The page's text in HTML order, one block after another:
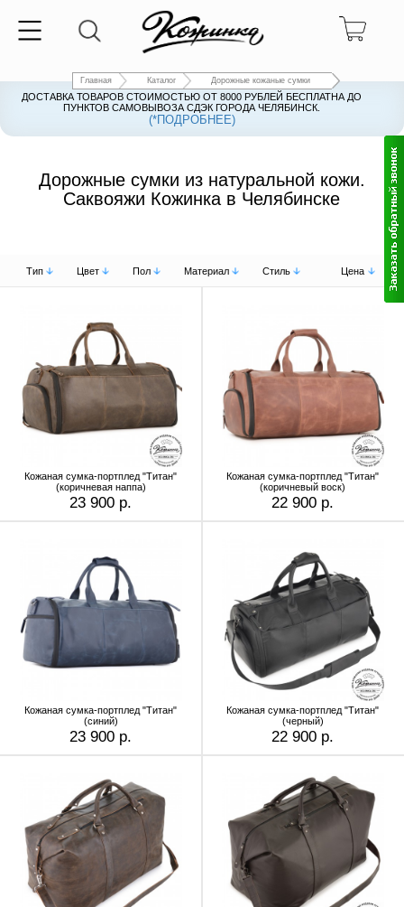
Главная Каталог Дорожные кожаные сумки
ДОСТАВКА ТОВАРОВ СТОИМОСТЬЮ ОТ 8000 РУБЛЕЙ БЕСПЛАТНА ДО
ПУНКТОВ САМОВЫВОЗА СДЭК ГОРОДА ЧЕЛЯБИНСК.
(*ПОДРОБНЕЕ)
Дорожные сумки из натуральной кожи.
Саквояжи Кожинка в Челябинске
Тип Цвет Пол Материал Стиль Цена
Кожаная сумка-портплед "Титан"
(коричневая наппа)
23 900 р.
Кожаная сумка-портплед "Титан"
(коричневый воск)
22 900 р.
Кожаная сумка-портплед "Титан"
(синий)
23 900 р.
Кожаная сумка-портплед "Титан"
(черный)
22 900 р.